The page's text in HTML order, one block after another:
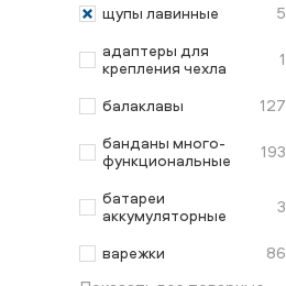
щупы лавинные 5
адаптеры для
крепления чехла
1
балаклавы 127
банданы много-
функциональные
193
батареи
аккумуляторные
3
варежки
86